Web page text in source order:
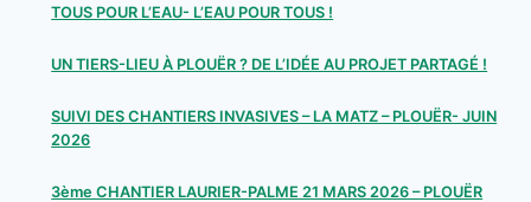
TOUS POUR L’EAU- L’EAU POUR TOUS !
UN TIERS-LIEU À PLOUËR ? DE L’IDÉE AU PROJET PARTAGÉ !
SUIVI DES CHANTIERS INVASIVES – LA MATZ – PLOUËR- JUIN
2026
3ème CHANTIER LAURIER-PALME 21 MARS 2026 – PLOUËR